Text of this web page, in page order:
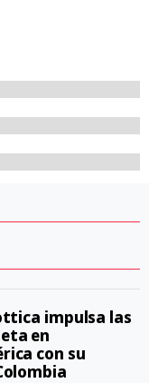
impulsa las
en
con su